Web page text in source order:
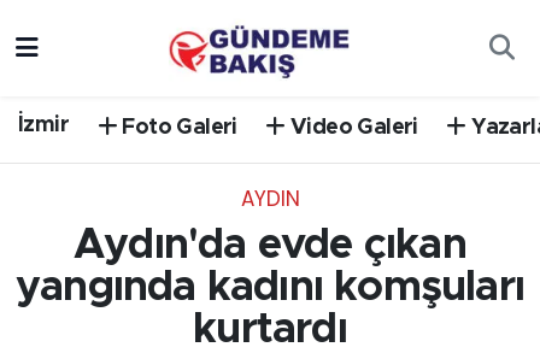
İzmir Foto Galeri Video Galeri
AYDIN
Aydın'da evde çıkan
yangında kadını komşuları
kurtardı
EGE
Süper Lig Puan Durumu ve Fikstür
Tüm Manşetler